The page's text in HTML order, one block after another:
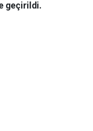
geçirildi.